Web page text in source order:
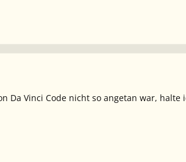
Da Vinci Code nicht so angetan war,